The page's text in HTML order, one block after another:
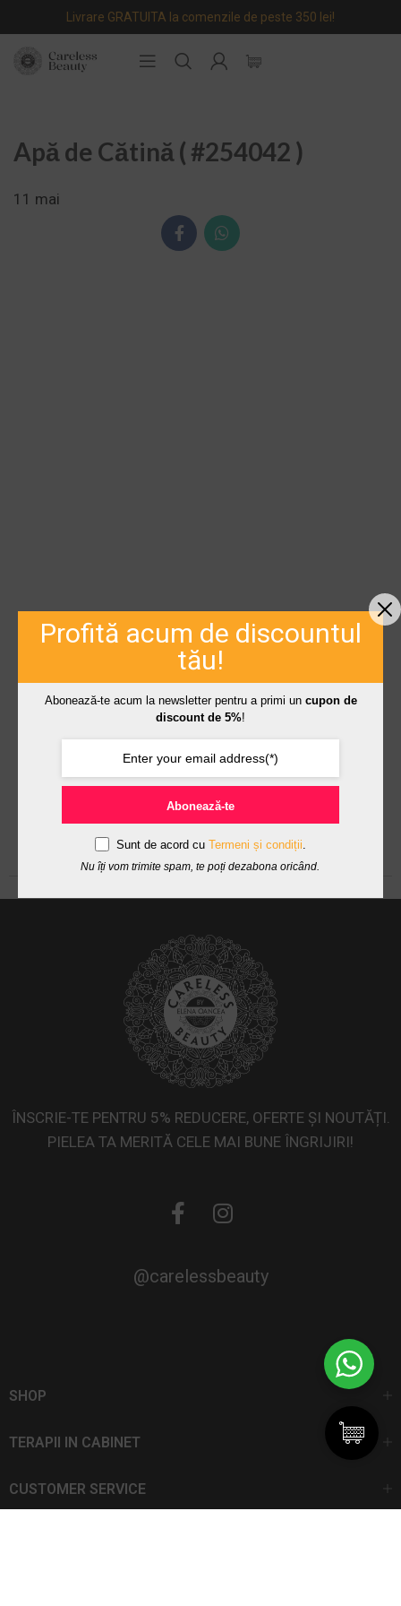
Livrare GRATUITA la comenzile de peste 350 lei!
Apă de Cătină ( #254042 )
11 mai
ÎNSCRIE-TE PENTRU 5% REDUCERE, OFERTE ȘI NOUTĂȚI.
PIELEA TA MERITĂ CELE MAI BUNE ÎNGRIJIRI!
@carelessbeauty
SHOP
TERAPII IN CABINET
CUSTOMER SERVICE
Profită acum de discountul
tău!
Abonează-te acum la newsletter pentru a primi un cupon de
discount de 5%!
Abonează-te
Sunt de acord cu Termeni și condiții.
Nu îți vom trimite spam, te poți dezabona oricând.